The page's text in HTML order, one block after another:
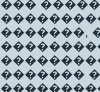
���
�������,
�������